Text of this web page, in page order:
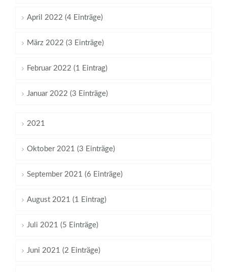
April 2022 (4 Einträge)
März 2022 (3 Einträge)
Februar 2022 (1 Eintrag)
Januar 2022 (3 Einträge)
2021
Oktober 2021 (3 Einträge)
September 2021 (6 Einträge)
August 2021 (1 Eintrag)
Juli 2021 (5 Einträge)
Juni 2021 (2 Einträge)